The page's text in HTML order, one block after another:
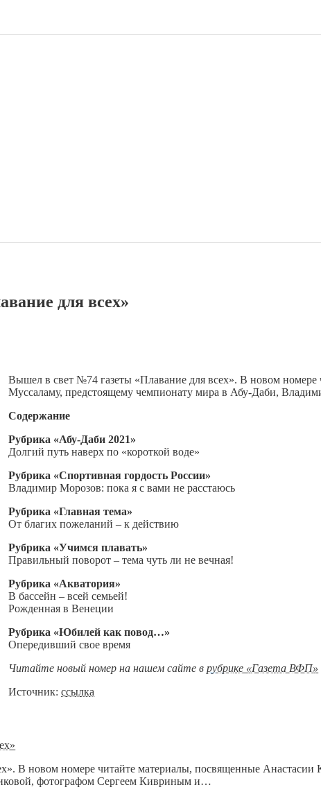
для всех»
Вышел в свет №74 газеты «Плавание для всех». В новом
Муссаламу, предстоящему чемпионату мира в Абу-Даби,
Содержание
Рубрика «Абу-Даби 2021»
Долгий путь наверх по «короткой воде»
Рубрика «Спортивная гордость России»
Владимир Морозов: пока я с вами не расстаюсь
Рубрика «Главная тема»
От благих пожеланий – к действию
Рубрика «Учимся плавать»
Правильный поворот – тема чуть ли не вечная!
Рубрика «Акватория»
В бассейн – всей семьей!
Рожденная в Венеции
Рубрика «Юбилей как повод…»
Опередивший свое время
Читайте новый номер на нашем сайте врубрике «Газета ВФП»
Источник:ссылка
В новом номере читайте материалы, посвященные
фотографом Сергеем Кивриным и…